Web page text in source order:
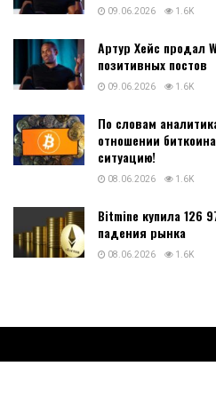
09.06.2026 1.6K
Артур Хейс продал
позитивных постов
09.06.2026 1.6K
По словам
отношении
ситуацию!
08.06.2026 1.6K
Bitmine купила 126
падения рынка
08.06.2026 1.6K